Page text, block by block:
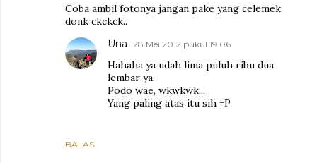
Coba ambil fotonya jangan pake yang celemek
donk ckckck..
BALAS
Una 28 Mei 2012 pukul 19.06
Hahaha ya udah lima puluh ribu dua
lembar ya.
Podo wae, wkwkwk...
Yang paling atas itu sih =P